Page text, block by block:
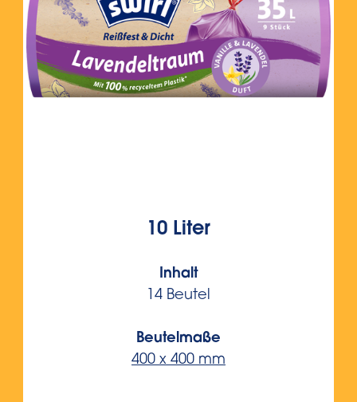
10 Liter
Inhalt
14 Beutel
Beutelmaße
400 x 400 mm